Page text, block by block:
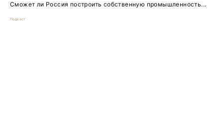
Сможет ли Россия построить собственную промышленность...
Подкаст